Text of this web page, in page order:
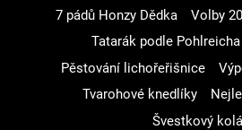
7 pádů Honzy Dědka
Volby
Tatarák podle Pohlreicha
Pěstování lichořeřišnice
Tvarohové knedlíky
Švestkový